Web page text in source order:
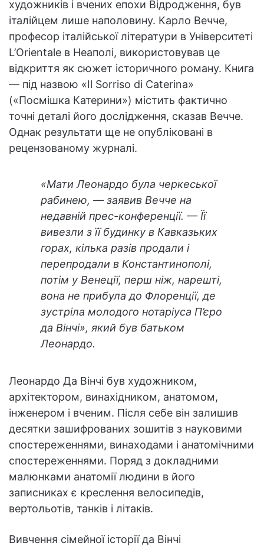
художників і вчених епохи Відродження, був
італійцем лише наполовину. Карло Вечче,
професор італійської літератури в Університеті
L’Orientale в Неаполі, використовував це
відкриття як сюжет історичного роману. Книга
— під назвою «Il Sorriso di Caterina»
(«Посмішка Катерини») містить фактично
точні деталі його дослідження, сказав Вечче.
Однак результати ще не опубліковані в
рецензованому журналі.
«Мати Леонардо була черкеської
рабинею, — заявив Вечче на
недавній прес-конференції. — Її
вивезли з її будинку в Кавказьких
горах, кілька разів продали і
перепродали в Константинополі,
потім у Венеції, перш ніж, нарешті,
вона не прибула до Флоренції, де
зустріла молодого нотаріуса П’єро
да Вінчі», який був батьком
Леонардо.
Леонардо Да Вінчі був художником,
архітектором, винахідником, анатомом,
інженером і вченим. Після себе він залишив
десятки зашифрованих зошитів з науковими
спостереженнями, винаходами і анатомічними
спостереженнями. Поряд з докладними
малюнками анатомії людини в його
записниках є креслення велосипедів,
вертольотів, танків і літаків.
Вивчення сімейної історії да Вінчі